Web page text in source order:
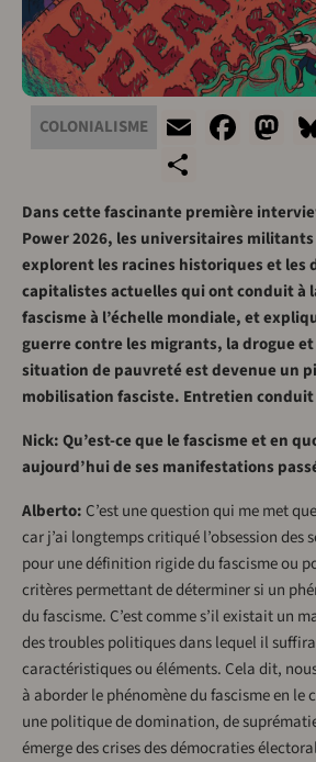
COLONIALISME Email
Dans cette fascinante première
Power 2026, les universitaires militants
explorent les racines historiques et les
capitalistes actuelles qui ont conduit à
fascisme à l’échelle mondiale, et
guerre contre les migrants, la drogue
situation de pauvreté est devenue un
mobilisation fasciste. Entretien
Nick: Qu’est-ce que le fascisme et en
aujourd’hui de ses manifestations
Alberto: C’est une question qui me met
car j’ai longtemps critiqué l’obsession des
pour une définition rigide du fascisme ou
critères permettant de déterminer si un
du fascisme. C’est comme s’il existait un
des troubles politiques dans lequel il
caractéristiques ou éléments. Cela dit,
à aborder le phénomène du fascisme en le
une politique de domination, de
émerge des crises des démocraties